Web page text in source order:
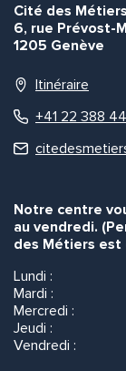
Cité des Métiers
6, rue Prévost-
1205 Genève
Itinéraire
+41 22 388
Notre centre
au vendredi.
des Métiers est
Lundi :
Mardi :
Mercredi :
Jeudi :
Vendredi :